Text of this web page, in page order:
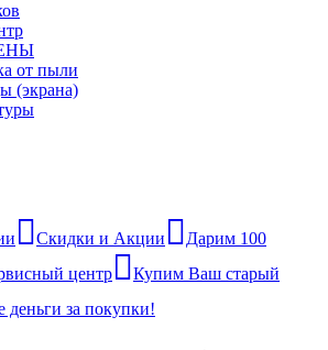
от пыли
(экрана)
Скидки и Акции
Дарим 100
центр
Купим Ваш старый
деньги за покупки!